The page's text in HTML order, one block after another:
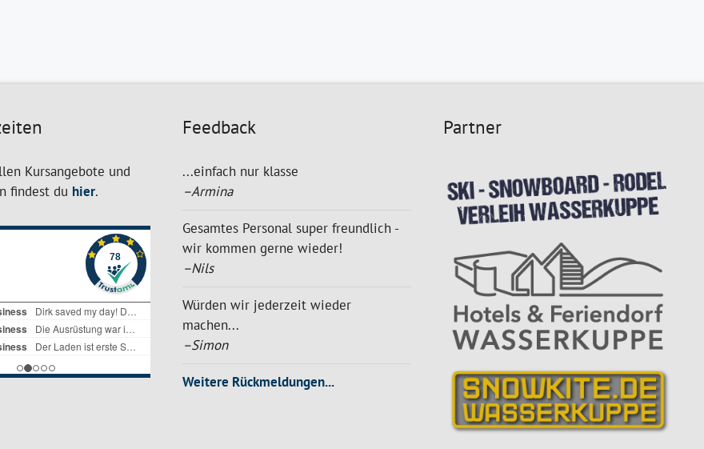
Kursangebote und
findest du hier.
Feedback
...einfach nur klasse
–Armina
Gesamtes Personal super freundlich -
wir kommen gerne wieder!
–Nils
Würden wir jederzeit wieder
machen...
–Simon
Weitere Rückmeldungen...
Partner